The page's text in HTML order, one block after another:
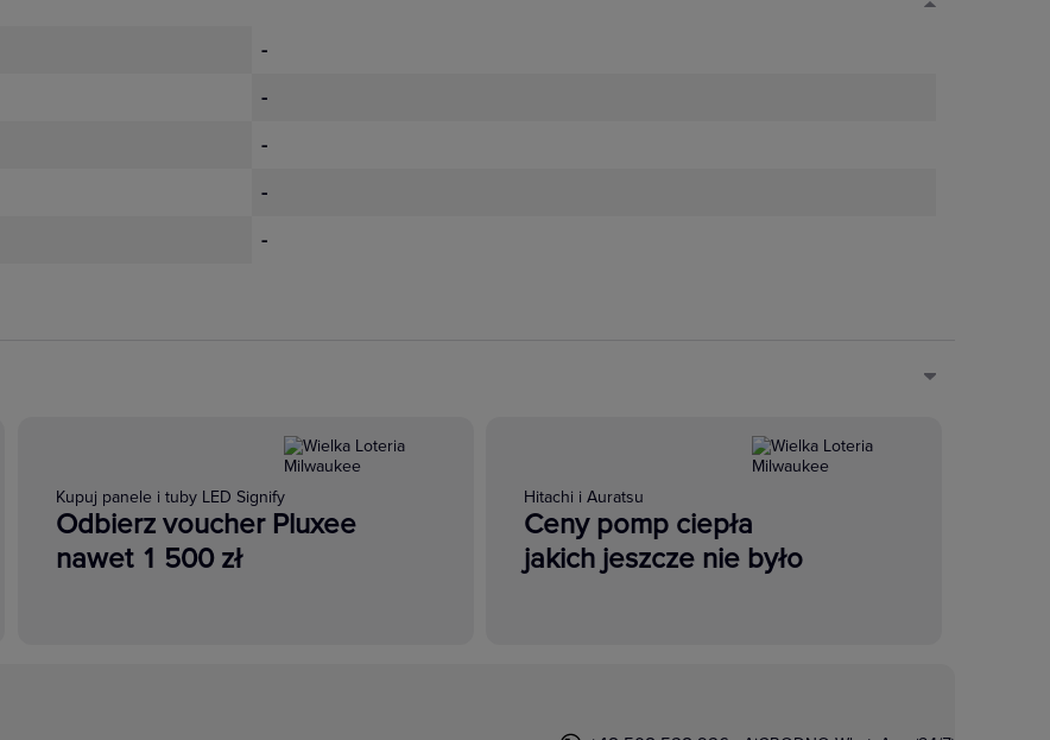
-
-
-
-
-
Kupuj panele i tuby LED Signify
Odbierz voucher Pluxee
nawet 1 500 zł
Hitachi i Auratsu
Ceny pomp ciepła
jakich jeszcze nie było